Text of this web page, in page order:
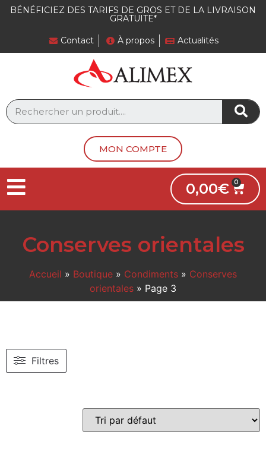
BÉNÉFICIEZ DES TARIFS DE GROS ET DE LA LIVRAISON
GRATUITE*
Contact À propos Actualités
MON COMPTE
0,00€
Conserves orientales
Accueil » Boutique » Condiments » Conserves
orientales » Page 3
Filtres